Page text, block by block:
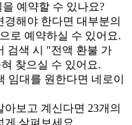
예약할 수 있나요?
해야 한다면 대부분의
로 예약하실 수 있어요.
검색 시 "전액 환불 가
찾으실 수 있어요.
임대를 원한다면 네로이
보고 계신다면 23개의